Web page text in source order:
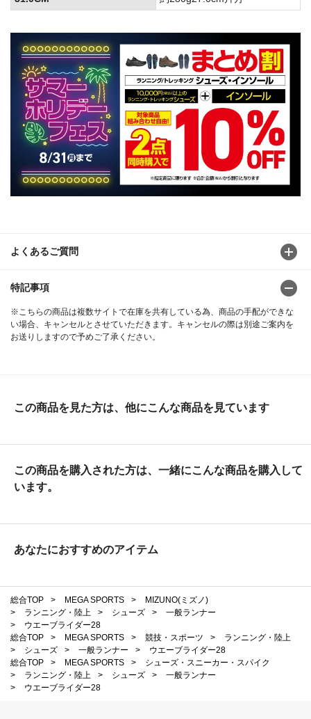
よくあるご質問
特記事項
※こちらの商品は複数サイトで在庫を共有している為、商品の手配ができな
い場合、キャンセルとさせていただきます。キャンセルの際は別途ご案内を
お送りしますので予めご了承ください。
この商品を見た方は、他にこんな商品を見ています
この商品を購入された方は、一緒にこんな商品を購入して
います。
あなたにおすすめのアイテム
総合TOP > MEGA SPORTS >
MIZUNO(ミズノ)
>
ランニング・陸上 > シューズ >
一般ランナー
>
ウエーブライダー28
総合TOP
> MEGA SPORTS > 競技・スポーツ >
ランニング・陸上
>
シューズ > 一般ランナー >
ウエーブライダー28
総合TOP
> MEGA SPORTS >
シューズ・スニーカー・スパイク
>
ランニング・陸上 > シューズ >
一般ランナー
>
ウエーブライダー28